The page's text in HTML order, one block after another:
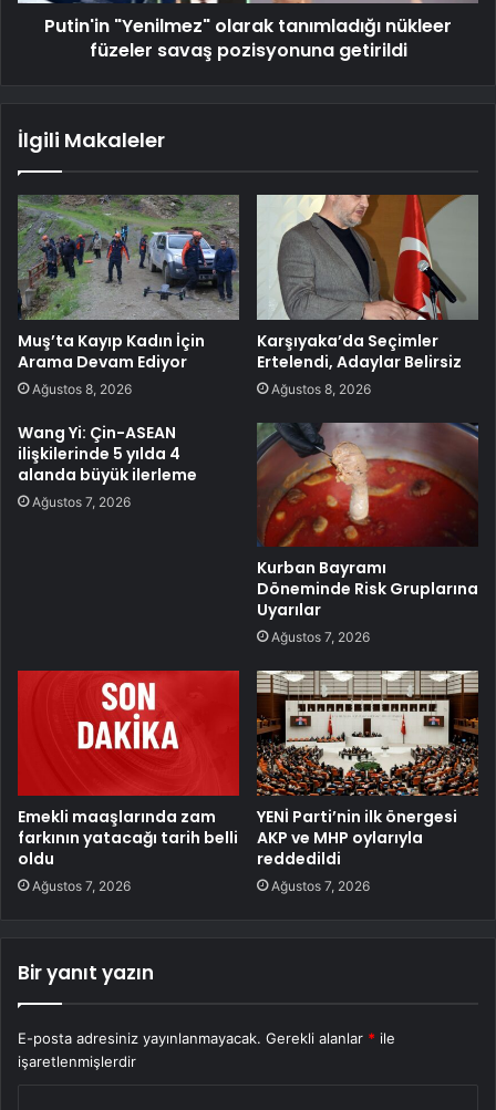
Putin'in "Yenilmez" olarak tanımladığı nükleer
füzeler savaş pozisyonuna getirildi
İlgili Makaleler
Muş’ta Kayıp Kadın İçin
Arama Devam Ediyor
Ağustos 8, 2026
Karşıyaka’da Seçimler
Ertelendi, Adaylar Belirsiz
Ağustos 8, 2026
Wang Yi: Çin-ASEAN
ilişkilerinde 5 yılda 4
alanda büyük ilerleme
Ağustos 7, 2026
Kurban Bayramı
Döneminde Risk Gruplarına
Uyarılar
Ağustos 7, 2026
Emekli maaşlarında zam
farkının yatacağı tarih belli
oldu
Ağustos 7, 2026
YENİ Parti’nin ilk önergesi
AKP ve MHP oylarıyla
reddedildi
Ağustos 7, 2026
Bir yanıt yazın
E-posta adresiniz yayınlanmayacak. Gerekli alanlar * ile
işaretlenmişlerdir